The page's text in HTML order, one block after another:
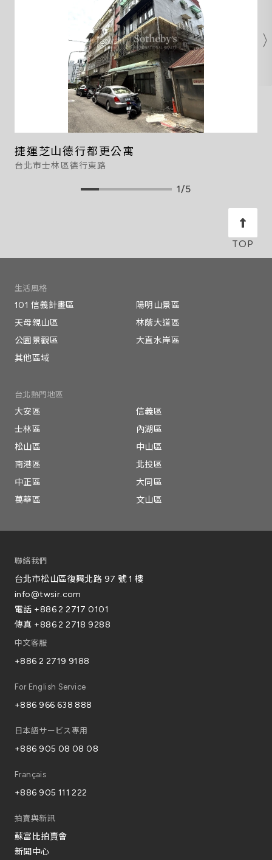
捷運芝山德行都更公寓
台北市士林區德行東路
1/5
生活風格
101 信義計畫區
陽明山景區
天母親山區
林蔭大道區
公園景觀區
大直水岸區
其他區域
台北熱門地區
大安區
信義區
士林區
內湖區
松山區
中山區
南港區
北投區
中正區
大同區
萬華區
文山區
聯絡我們
台北市松山區復興北路 97 號 1 樓
info@twsir.com
電話 +886 2 2717 0101
傳真 +886 2 2718 9288
中文客服
+886 2 2719 9188
For English Service
+886 966 638 888
日本語サービス專用
+886 905 08 08 08
Français
+886 905 111 222
拍賣與新訊
蘇富比拍賣會
新聞中心